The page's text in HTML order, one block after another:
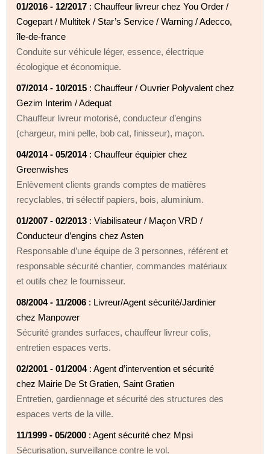
01/2016 - 12/2017 : Chauffeur livreur chez You Order /
Cogepart / Multitek / Star’s Service / Warning / Adecco,
île-de-france
Conduite sur véhicule léger, essence, électrique
écologique et économique.
07/2014 - 10/2015 : Chauffeur / Ouvrier Polyvalent chez
Gezim Interim / Adequat
Chauffeur livreur motorisé, conducteur d’engins
(chargeur, mini pelle, bob cat, finisseur), maçon.
04/2014 - 05/2014: Chauffeur équipier chez
Greenwishes
Enlèvement clients grands comptes de matières
recyclables, tri sélectif papiers, bois, aluminium.
01/2007 - 02/2013 : Viabilisateur / Maçon VRD /
Conducteur d’engins chez Asten
Responsable d’une équipe de 3 personnes, référent et
responsable sécurité chantier, commandes matériaux
et outils chez le fournisseur.
08/2004 - 11/2006 : Livreur/Agent sécurité/Jardinier
chez Manpower
Sécurité grandes surfaces, chauffeur livreur colis,
entretien espaces verts.
02/2001 - 01/2004: Agent d’intervention et sécurité
chez Mairie De St Gratien, Saint Gratien
Entretien, gardiennage et sécurité des structures des
espaces verts de la ville.
11/1999 - 05/2000 : Agent sécurité chez Mpsi
Sécurisation, surveillance contre le vol.